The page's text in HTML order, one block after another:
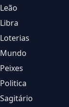
Leão
Libra
Loterias
Mundo
Peixes
Politica
Sagitário